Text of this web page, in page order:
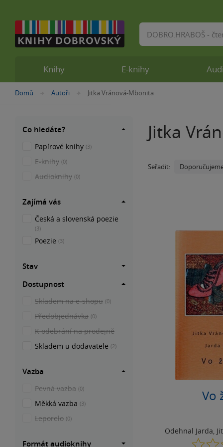
Nacházíte
Domů »Autoři »Jitka Vránová-Mbonita
Jitka
Seřadit:
Vo
Odehnal Jarda
Co hledáte?
Papírové knihy (3)
E-knihy (0)
Audioknihy (0)
Zajímá vás
Česká a slovenská poezie
(3)
Poezie (3)
Stav
Dostupnost
Skladem na e-shopu (0)
Předobjednávka (0)
K odebrání na prodejně
Skladem u dodavatele (2)
Vazba
Pevná vazba (0)
Měkká vazba (3)
Leporelo (0)
Formát audioknihy
Knihy E-knihy
Vyhledávání